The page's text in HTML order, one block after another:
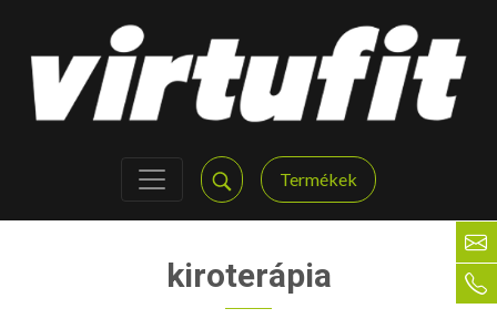
Termékek
kiroterápia